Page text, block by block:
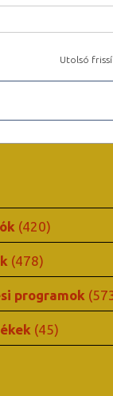
Utolsó
(420)
(478)
programok
(45)